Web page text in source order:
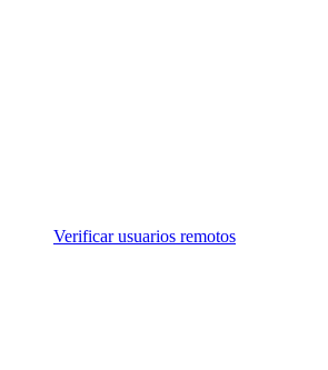
Verificar usuarios remotos